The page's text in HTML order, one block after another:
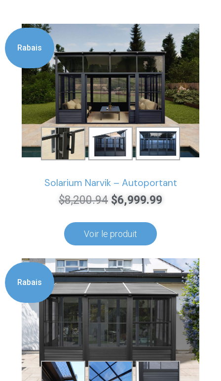
Rabais
Solarium Narvik – Autoportant
$8,200.94 $6,999.99
Voir le produit
Rabais